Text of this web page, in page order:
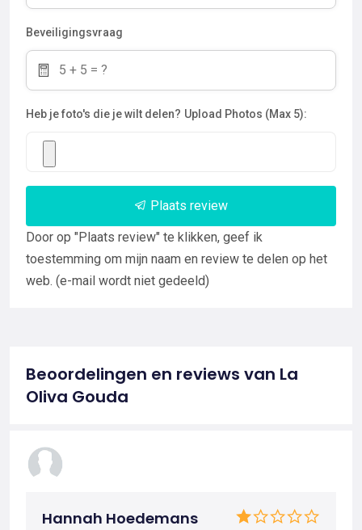
Beveiligingsvraag
Heb je foto's die je wilt delen? Upload Photos (Max 5):
Plaats review
Door op "Plaats review" te klikken, geef ik
toestemming om mijn naam en review te delen op het
web. (e-mail wordt niet gedeeld)
Beoordelingen en reviews van La
Oliva Gouda
Hannah Hoedemans